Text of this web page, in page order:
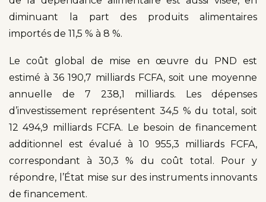
diminuant la part des produits alimentaires
importés de 11,5 % à 8 %.
Le coût global de mise en œuvre du PND est
estimé à 36 190,7 milliards FCFA, soit une moyenne
annuelle de 7 238,1 milliards. Les dépenses
d’investissement représentent 34,5 % du total, soit
12 494,9 milliards FCFA. Le besoin de financement
additionnel est évalué à 10 955,3 milliards FCFA,
correspondant à 30,3 % du coût total. Pour y
répondre, l’État mise sur des instruments innovants
de financement.